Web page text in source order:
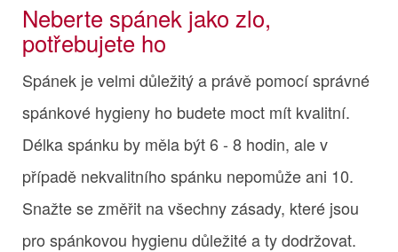
Neberte spánek jako zlo,
potřebujete ho
Spánek je velmi důležitý a právě pomocí správné
spánkové hygieny ho budete moct mít kvalitní.
Délka spánku by měla být 6 - 8 hodin, ale v
případě nekvalitního spánku nepomůže ani 10.
Snažte se změřit na všechny zásady, které jsou
pro spánkovou hygienu důležité a ty dodržovat.